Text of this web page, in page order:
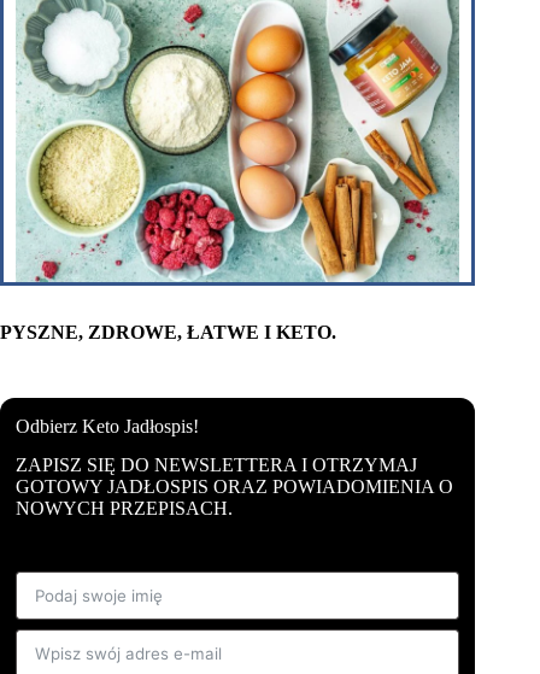
PYSZNE, ZDROWE, ŁATWE I KETO.
Odbierz Keto Jadłospis!
ZAPISZ SIĘ DO NEWSLETTERA I OTRZYMAJ
GOTOWY JADŁOSPIS ORAZ POWIADOMIENIA O
NOWYCH PRZEPISACH.